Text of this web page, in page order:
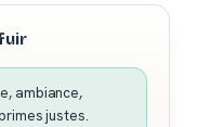
ambiance,
justes.